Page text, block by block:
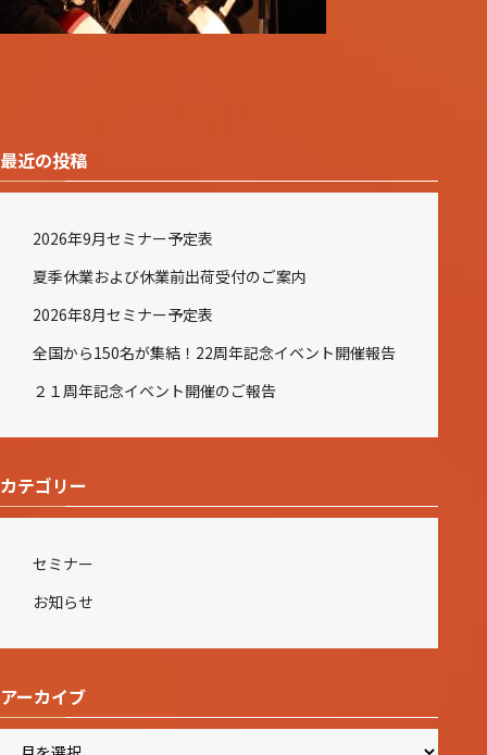
最近の投稿
2026年9月セミナー予定表
夏季休業および休業前出荷受付のご案内
2026年8月セミナー予定表
全国から150名が集結！22周年記念イベント開催報告
２１周年記念イベント開催のご報告
カテゴリー
セミナー
お知らせ
アーカイブ